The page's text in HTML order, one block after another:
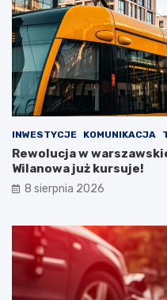
INWESTYCJE KOMUNIKACJA
Rewolucja w
Wilanowa już kursuje!
8 sierpnia 2026